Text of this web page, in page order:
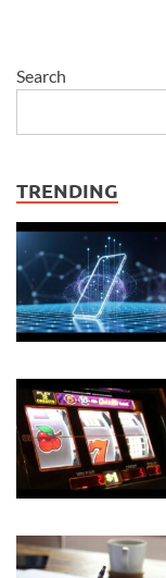
Search
TRENDING